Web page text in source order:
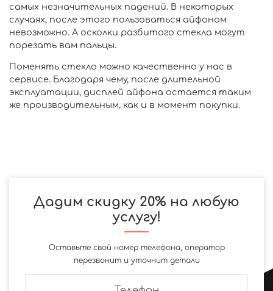
самых незначительных падений. В некоторых
случаях, после этого пользоваться айфоном
невозможно. А осколки разбитого стекла могут
порезать вам пальцы.
Поменять стекло можно качественно у нас в
сервисе. Благодаря чему, после длительной
эксплуатации, дисплей айфона остается таким
же производительным, как и в момент покупки.
Дадим скидку 20% на любую
услугу!
Оставьте свой номер телефона, оператор
перезвонит и уточнит детали